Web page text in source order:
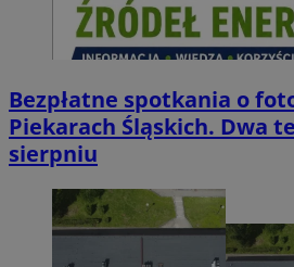
Bezpłatne spotkania o
Piekarach Śląskich. Dwa
sierpniu